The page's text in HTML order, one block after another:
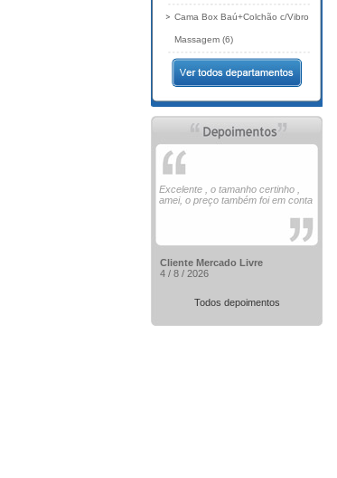
Cama Box Baú+Colchão c/Vibro
Massagem (6)
Excelente , o tamanho certinho ,
amei, o preço também foi em conta
Cliente Mercado Livre
4 / 8 / 2026
Todos depoimentos